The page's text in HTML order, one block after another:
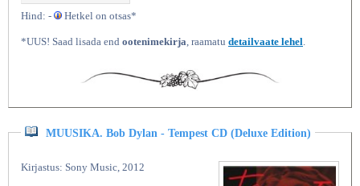
Hind: -
Hetkel on otsas*
*UUS! Saad lisada end ootenimekirja, raamatu detailvaate lehel.
MUUSIKA. Bob Dylan - Tempest CD (Deluxe Edition)
Kirjastus: Sony Music, 2012